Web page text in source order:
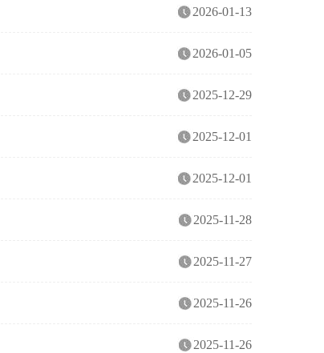
2026-01-13
2026-01-05
2025-12-29
2025-12-01
2025-12-01
2025-11-28
2025-11-27
2025-11-26
2025-11-26